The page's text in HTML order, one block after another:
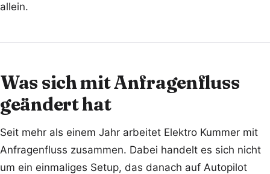
allein.
Was sich mit Anfragenfluss
geändert hat
Seit mehr als einem Jahr arbeitet Elektro Kummer mit
Anfragenfluss zusammen. Dabei handelt es sich nicht
um ein einmaliges Setup, das danach auf Autopilot